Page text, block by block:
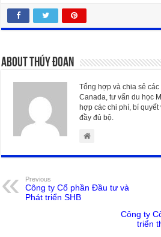
About Thúy Đoan
Tổng hợp và chia sẻ
Canada, tư vấn du học
hợp các chi phí, bí
đầy đủ bộ.
Previous
Công ty Cổ phần Đầu tư và
Phát triển SHB
Công ty
triển